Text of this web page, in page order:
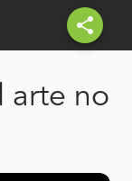
share
arte no